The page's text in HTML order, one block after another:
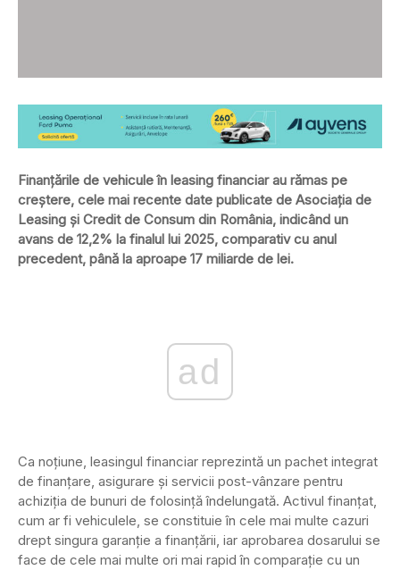
Finanțările de vehicule în leasing financiar au rămas pe
creștere, cele mai recente date publicate de Asociația de
Leasing și Credit de Consum din România, indicând un
avans de 12,2% la finalul lui 2025, comparativ cu anul
precedent, până la aproape 17 miliarde de lei.
ad
Ca noţiune, leasingul financiar reprezintă un pachet integrat
de finanţare, asigurare şi servicii post-vânzare pentru
achiziţia de bunuri de folosinţă îndelungată. Activul finanţat,
cum ar fi vehiculele, se constituie în cele mai multe cazuri
drept singura garanţie a finanţării, iar aprobarea dosarului se
face de cele mai multe ori mai rapid în comparaţie cu un